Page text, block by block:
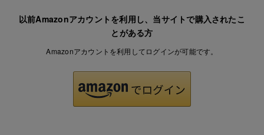
以前Amazonアカウントを利用し、当サイトで購入されたこ
とがある方
Amazonアカウントを利用してログインが可能です。